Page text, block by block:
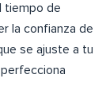
tiempo de
la confianza de
se ajuste a tu